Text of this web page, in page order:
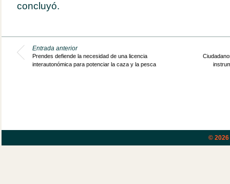
concluyó.
Entrada anterior
Prendes defiende la necesidad de una licencia
interautonómica para potenciar la caza y la pesca
© 2026